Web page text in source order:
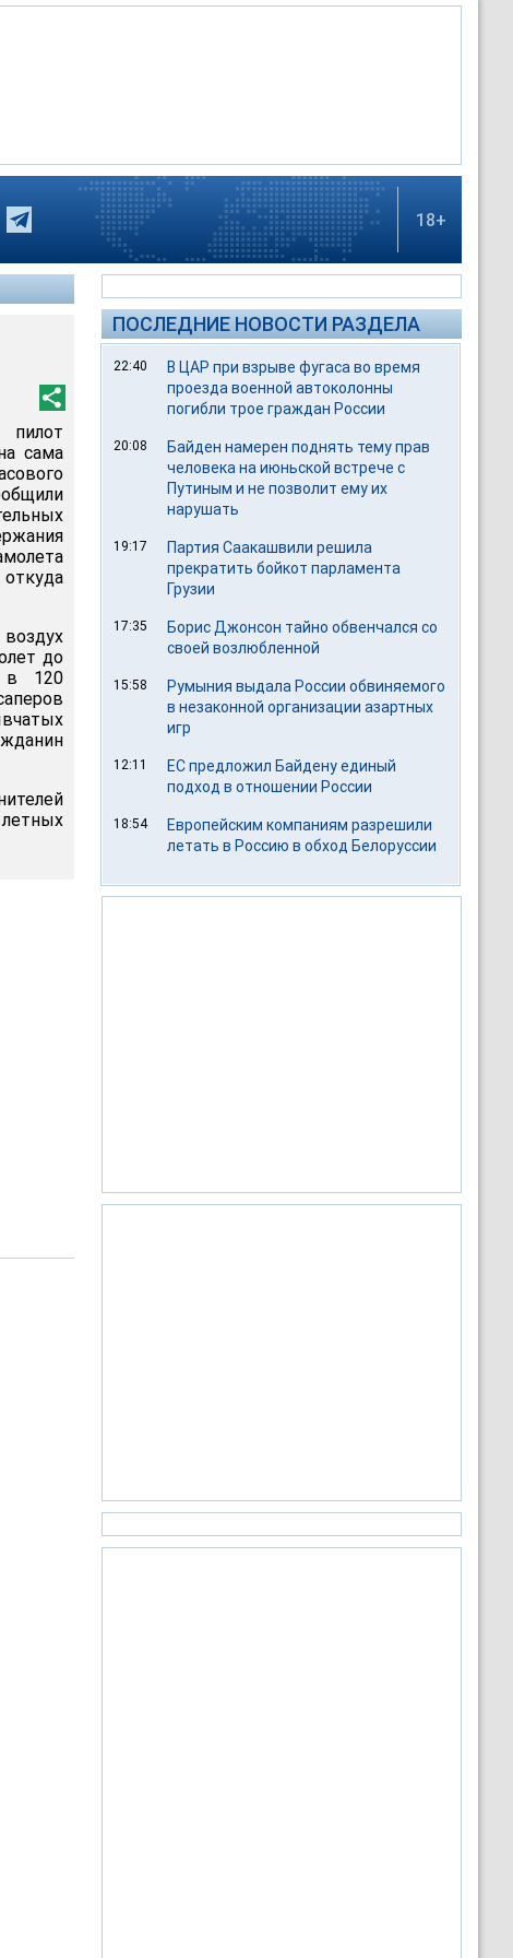
18+
сама
до
в 120
ПОСЛЕДНИЕ НОВОСТИ РАЗДЕЛА
22:40
В ЦАР при взрыве фугаса во время
проезда военной автоколонны
погибли трое граждан России
20:08
Байден намерен поднять тему прав
человека на июньской встрече с
Путиным и не позволит ему их
нарушать
19:17
Партия Саакашвили решила
прекратить бойкот парламента
Грузии
17:35
Борис Джонсон тайно обвенчался со
своей возлюбленной
15:58
Румыния выдала России обвиняемого
в незаконной организации азартных
игр
12:11
ЕС предложил Байдену единый
подход в отношении России
18:54
Европейским компаниям разрешили
летать в Россию в обход Белоруссии